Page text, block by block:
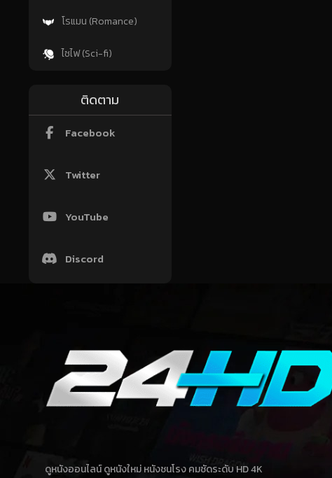
โรแมน (Romance)
ไซไฟ (Sci-fi)
ติดตาม
Facebook
Twitter
YouTube
Discord
ดูหนังออนไลน์ ดูหนังใหม่ หนังชนโรง คมชัดระดับ HD 4K